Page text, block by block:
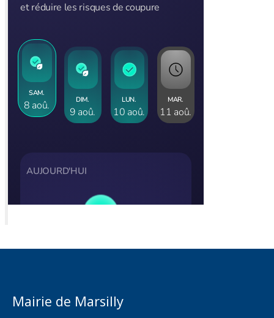
Mairie de Marsilly